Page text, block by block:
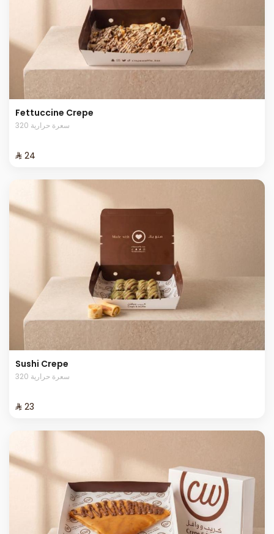
Fettuccine Crepe
320 سعرة حرارية
⁨⁦‪‬ 24⁩
Sushi Crepe
320 سعرة حرارية
⁨⁦‪‬ 23⁩